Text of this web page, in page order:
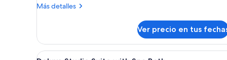
Más detalles
Más
King
Studio
Ver precio en tus
Ver
Habitación de hotel con